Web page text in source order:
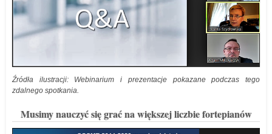
Źródła ilustracji: Webinarium i prezentacje pokazane podczas tego
zdalnego spotkania.
Musimy nauczyć się grać na większej liczbie fortepianów